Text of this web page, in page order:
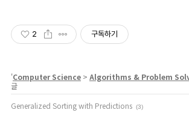
2 구독하기
'Computer Science > Algorithms & Problem
글
Generalized Sorting with Predictions (3)